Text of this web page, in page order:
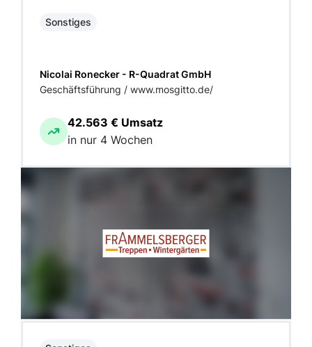
Sonstiges
Nicolai Ronecker - R-Quadrat GmbH
Geschäftsführung / www.mosgitto.de/
42.563 € Umsatz
in nur 4 Wochen